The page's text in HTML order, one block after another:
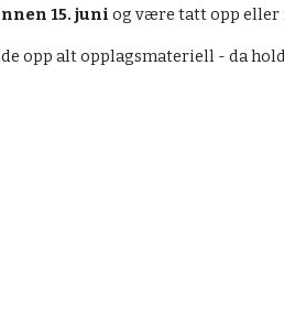
15. juni og være tatt opp
opp alt opplagsmateriell - da